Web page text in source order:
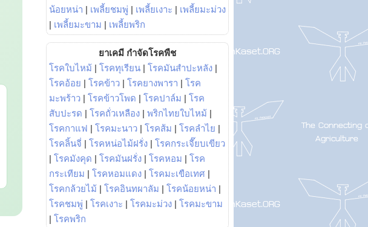
น้อยหน่า | เพลี้ยชมพู่ | เพลี้ยเงาะ | เพลี้ยมะม่วง
| เพลี้ยมะขาม | เพลี้ยพริก
ยาเคมี กำจัดโรคพืช
โรคใบไหม้ | โรคทุเรียน | โรคมันสำปะหลัง |
โรคอ้อย | โรคข้าว | โรคยางพารา | โรค
มะพร้าว | โรคข้าวโพด | โรคปาล์ม | โรค
สับปะรด | โรคถั่วเหลือง | พริกไทยใบไหม้ |
โรคกาแฟ | โรคมะนาว | โรคส้ม | โรคลำไย |
โรคลิ้นจี่ | โรคหน่อไม้ฝรั่ง | โรคกระเจี๊ยบเขียว
| โรคมังคุด | โรคมันฝรั่ง | โรคหอม | โรค
กระเทียม | โรคหอมแดง | โรคมะเขือเทศ |
โรคกล้วยไม้ | โรคอินทผาลัม | โรคน้อยหน่า |
โรคชมพู่ | โรคเงาะ | โรคมะม่วง | โรคมะขาม
| โรคพริก